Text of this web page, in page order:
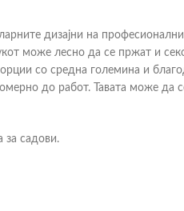
дизајни на
може лесно да се пржат и
со средна големина и
до работ. Тавата може
за садови.